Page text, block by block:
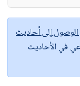
إلى أحاديث
في الأحاديث